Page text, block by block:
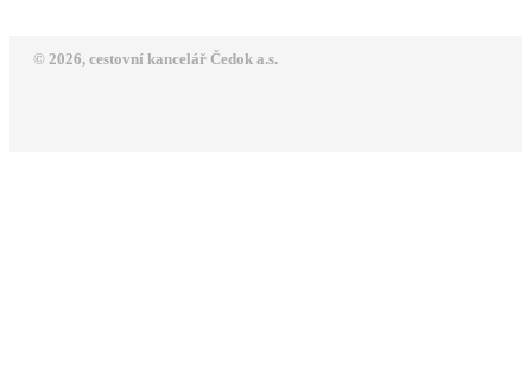
© 2026, cestovní kancelář Čedok a.s.